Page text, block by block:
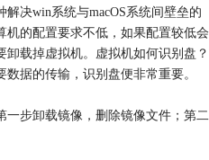
决win系统与macOS系统间壁垒的
的配置要求不低，如果配置较低会
载掉虚拟机。虚拟机如何识别盘？
据的传输，识别盘便非常重要。
步卸载镜像，删除镜像文件；第二